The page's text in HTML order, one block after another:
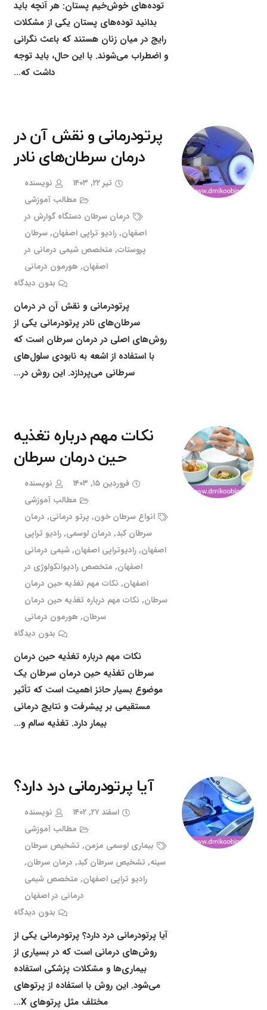
توده‌های خوش‌خیم پستان: هر آنچه باید
بدانید توده‌های پستان یکی از مشکلات
رایج در میان زنان هستند که باعث نگرانی
و اضطراب می‌شوند. با این حال، باید توجه
داشت که…
پرتودرمانی و نقش آن در
درمان سرطان‌های نادر
تیر ۲۲, ۱۴۰۳
نویسنده
مطالب آموزشی
درمان سرطان دستگاه گوارش در
اصفهان,رادیو تراپی اصفهان,سرطان
پروستات, متخصص شیمی درمانی در
اصفهان, هورمون درمانی
بدون دیدگاه
پرتودرمانی و نقش آن در درمان
سرطان‌های نادر پرتودرمانی یکی از
روش‌های اصلی در درمان سرطان است که
با استفاده از اشعه به نابودی سلول‌های
سرطانی می‌پردازد. این روش در…
نکات مهم درباره تغذیه
حین درمان سرطان
فروردین ۱۵, ۱۴۰۳
نویسنده
مطالب آموزشی
انواع سرطان خون, پرتو درمانی, درمان
سرطان کبد, درمان لوسمی,رادیو تراپی
اصفهان,رادیوتراپی اصفهان,شیمی درمانی
اصفهان, متخصص رادیوانکولوژی در
اصفهان, نکات مهم تغذیه حین درمان
سرطان, نکات مهم درباره تغذیه حین درمان
سرطان, هورمون درمانی
بدون دیدگاه
نکات مهم درباره تغذیه حین درمان
سرطان تغذیه حین درمان سرطان یک
موضوع بسیار حائز اهمیت است که تأثیر
مستقیمی بر پیشرفت و نتایج درمانی
بیمار دارد. تغذیه سالم و…
آیا پرتودرمانی درد دارد؟
اسفند ۲۷, ۱۴۰۲
نویسنده
مطالب آموزشی
بیماری لوسمی مزمن, تشخیص سرطان
سینه, تشخیص سرطان کبد, درمان سرطان,
رادیو تراپی اصفهان, متخصص شیمی
درمانی در اصفهان
بدون دیدگاه
آیا پرتودرمانی درد دارد؟ پرتودرمانی یکی از
روش‌های درمانی است که در بسیاری از
بیماری‌ها و مشکلات پزشکی استفاده
می‌شود. این روش با استفاده از پرتوهای
مختلف مثل پرتوهای X…